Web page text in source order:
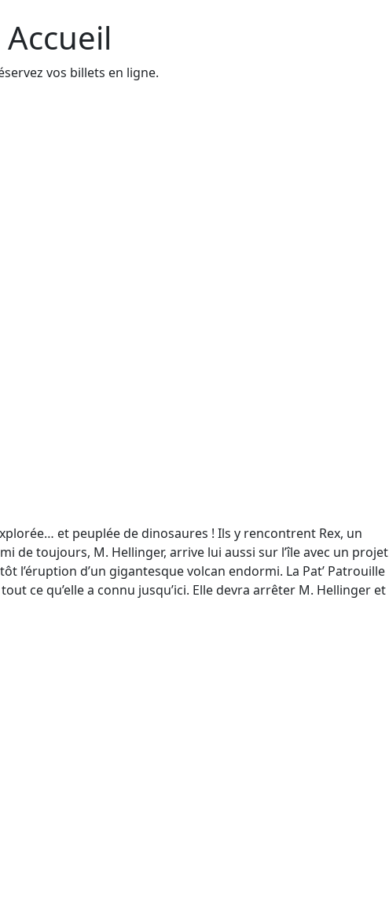
vos billets en ligne.
et peuplée de dinosaures ! Ils y rencontrent Rex, un
de toujours, M. Hellinger, arrive lui aussi sur l’île avec un projet
l’éruption d’un gigantesque volcan endormi. La Pat’ Patrouille
ce qu’elle a connu jusqu’ici. Elle devra arrêter M. Hellinger et